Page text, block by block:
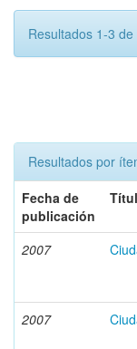
Resultados 1-3 de
Resultados por
Fecha de
publicación
2007
2007